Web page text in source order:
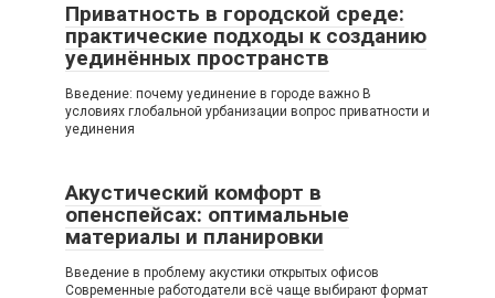
Приватность в городской среде:
практические подходы к созданию
уединённых пространств
Введение: почему уединение в городе важно В
условиях глобальной урбанизации вопрос приватности и
уединения
Акустический комфорт в
опенспейсах: оптимальные
материалы и планировки
Введение в проблему акустики открытых офисов
Современные работодатели всё чаще выбирают формат